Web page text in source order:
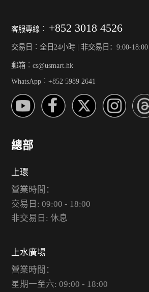
客服專線︰ +852 3018 4526
交易日︰全日24小時 | 非交易日：9:00-18:00
郵箱︰cs@usmart.hk
WhatsApp︰+852 5989 2641
總部
上環
營業時間：
交易日: 09:00 - 18:00
非交易日: 休息
上水廣場
營業時間：
星期一至六: 09:00 - 18:00